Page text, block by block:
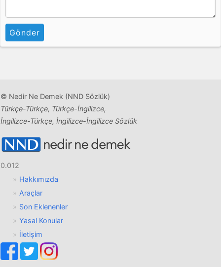
Gönder
© Nedir Ne Demek (NND Sözlük)
Türkçe-Türkçe, Türkçe-İngilizce,
İngilizce-Türkçe, İngilizce-İngilizce Sözlük
0.012
Hakkımızda
Araçlar
Son Eklenenler
Yasal Konular
İletişim